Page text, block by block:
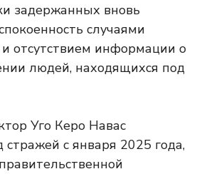
задержанных вновь
случаями
и отсутствием информации о
людей, находящихся под
Уго Керо Навас
стражей с января 2025 года,